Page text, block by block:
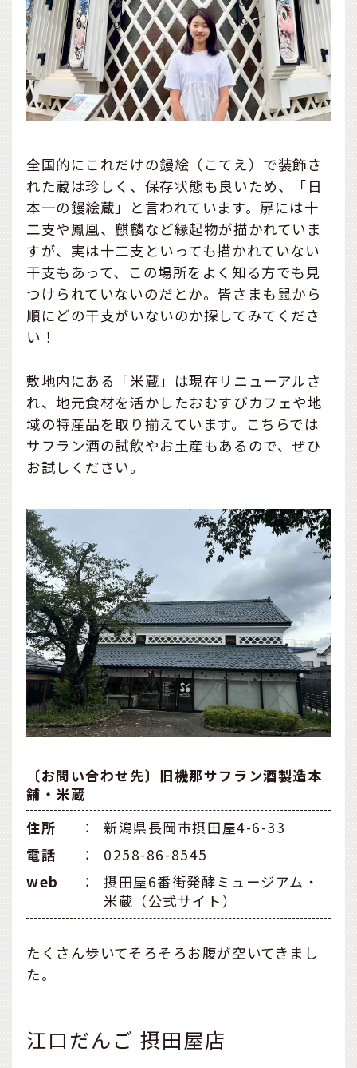
全国的にこれだけの鏝絵（こてえ）で装飾さ
れた蔵は珍しく、保存状態も良いため、「日
本一の鏝絵蔵」と言われています。扉には十
二支や鳳凰、麒麟など縁起物が描かれていま
すが、実は十二支といっても描かれていない
干支もあって、この場所をよく知る方でも見
つけられていないのだとか。皆さまも鼠から
順にどの干支がいないのか探してみてくださ
い！
敷地内にある「米蔵」は現在リニューアルさ
れ、地元食材を活かしたおむすびカフェや地
域の特産品を取り揃えています。こちらでは
サフラン酒の試飲やお土産もあるので、ぜひ
お試しください。
〔お問い合わせ先〕旧機那サフラン酒製造本
舗・米蔵
住所
：
新潟県長岡市摂田屋4-6-33
電話
：
0258-86-8545
web
：
摂田屋6番街発酵ミュージアム・
米蔵（公式サイト）
たくさん歩いてそろそろお腹が空いてきまし
た。
江口だんご 摂田屋店